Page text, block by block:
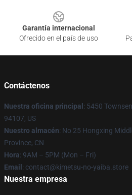
Garantía internacional
Ofrecido en el país de uso
Contáctenos
Nuestra oficina principal : 5450
94107, US
Nuestro almacén: No 25 Hongxing
Province, CN
Hora: 9AM – 5PM (Mon – Fri)
Email : contact@kimetsu-no-yaiba.store
Nuestra empresa